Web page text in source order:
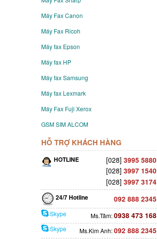
Máy Fax Canon
Máy Fax Ricoh
Máy fax Epson
Máy fax HP
Máy fax Samsung
Máy fax Lexmark
Máy Fax Fuji Xerox
GSM SIM ALCOM
HỖ TRỢ KHÁCH HÀNG
HOTLINE [028]3995 5880
[028]3997 1540
[028]3997 3174
24/7 Hotline 092 888 2345
Skype Ms.Tâm:0938 473 168
Skype Ms.Kim Anh:092 888 2345